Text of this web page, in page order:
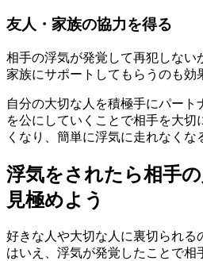
友人・家族の協力を得る
相手の浮気が発覚して再犯しない
家族にサポートしてもらうのも効
自分の大切な人を積極手にパー
を公にしていくことで相手を大切
くなり、簡単に浮気に走れなくな
浮気をされたら相手
見極めよう
好きな人や大切な人に裏切られる
はいえ、浮気が発覚したことで相